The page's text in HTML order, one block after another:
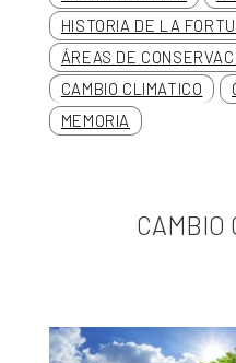
HISTORIA DE LA
ÁREAS DE
CAMBIO CLIMATICO
MEMORIA
CAMBIO